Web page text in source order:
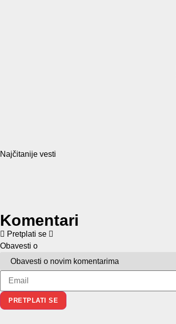
Najčitanije vesti
Komentari
Pretplati se
Obavesti o